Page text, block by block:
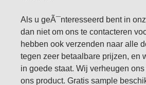
Als u geÃ¯nteresseerd bent in
dan niet om ons te contacteren
hebben ook verzenden naar alle
tegen zeer betaalbare prijzen, en
in goede staat. Wij verheugen
ons product. Gratis sample